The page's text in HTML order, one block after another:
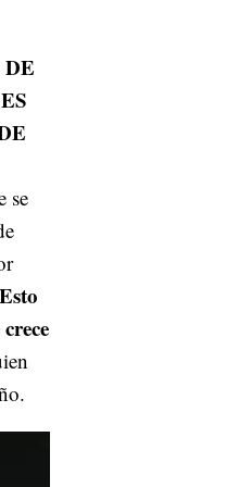
se
Esto